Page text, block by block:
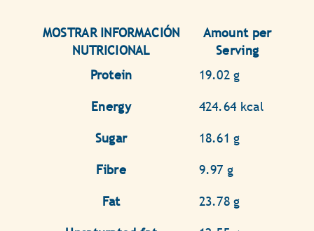
MOSTRAR INFORMACIÓN
NUTRICIONAL
Amount per
Serving
Protein
19.02 g
Energy 424.64 kcal
Sugar 18.61 g
Fibre 9.97 g
Fat 23.78 g